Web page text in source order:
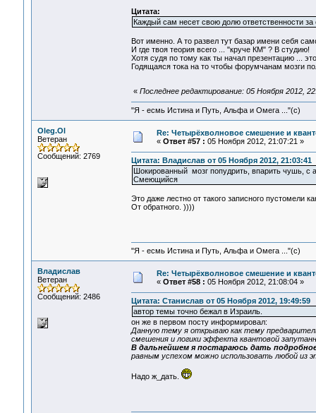
Цитата:
Каждый сам несет свою долю ответственности за
Вот именно. А то развел тут базар имени себя
И где твоя теория всего ... "круче КМ" ? В студию!
Хотя судя по тому как ты начал презентацию ...
Годящаяся тока на то чтобы форумчанам мозги
« Последнее редактирование: 05 Ноября 2012,
"Я - есмь Истина и Путь, Альфа и Омега ..."(с)
Oleg.Ol
Ветеран
Сообщений: 2769
Re: Четырёхволновое смешение и
« Ответ #57 : 05 Ноября 2012, 21:07:21 »
Цитата: Владислав от 05 Ноября 2012, 21:03:41
Шокированный мозг попудрить, впарить чушь, с
Смеющийся
Это даже лестно от такого записного пустомели
От обратного. ))))
"Я - есмь Истина и Путь, Альфа и Омега ..."(с)
Владислав
Ветеран
Сообщений: 2486
Re: Четырёхволновое смешение и
« Ответ #58 : 05 Ноября 2012, 21:08:04 »
Цитата: Станислав от 05 Ноября 2012, 19:49:59
автор темы точно бежал в Израиль.
он же в первом посту информировал:
Данную тему я открываю как тему
смешения и логики эффекта квантовой
В дальнейшем я постараюсь дать
равным успехом можно использовать любой из
Надо ж_дать.